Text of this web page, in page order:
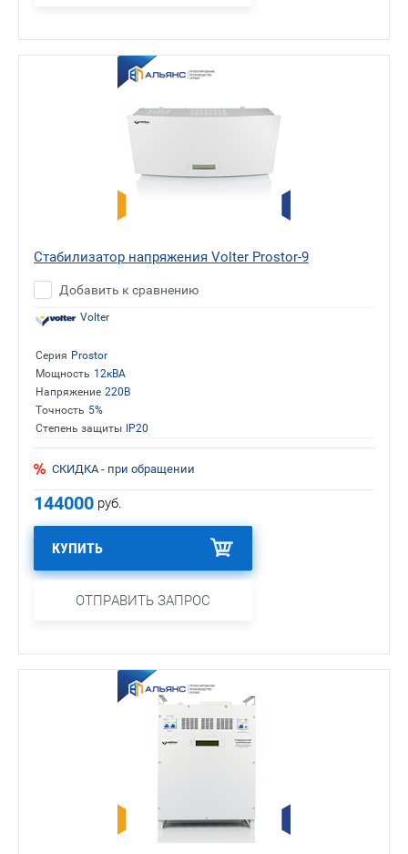
Стабилизатор напряжения Volter Prostor-9
Добавить к сравнению
Volter
Серия Prostor
Мощность 12кВА
Напряжение 220В
Точность 5%
Степень защиты
IP20
СКИДКА - при обращении
144000 руб.
КУПИТЬ
ОТПРАВИТЬ ЗАПРОС